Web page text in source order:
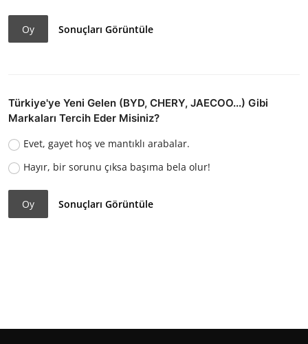
Oy Sonuçları Görüntüle
Türkiye'ye Yeni Gelen (BYD, CHERY, JAECOO...) Gibi
Markaları Tercih Eder Misiniz?
Evet, gayet hoş ve mantıklı arabalar.
Hayır, bir sorunu çıksa başıma bela olur!
Oy Sonuçları Görüntüle